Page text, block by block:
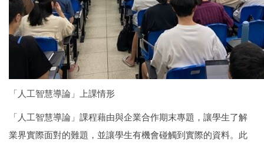
「人工智慧導論」上課情形
「人工智慧導論」課程藉由與企業合作期末專題，讓學生了解
業界實際面對的難題，並讓學生有機會碰觸到實際的資料。此